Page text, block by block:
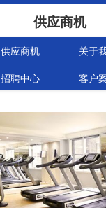
供应商机
供应商机 关于
招聘中心 客户